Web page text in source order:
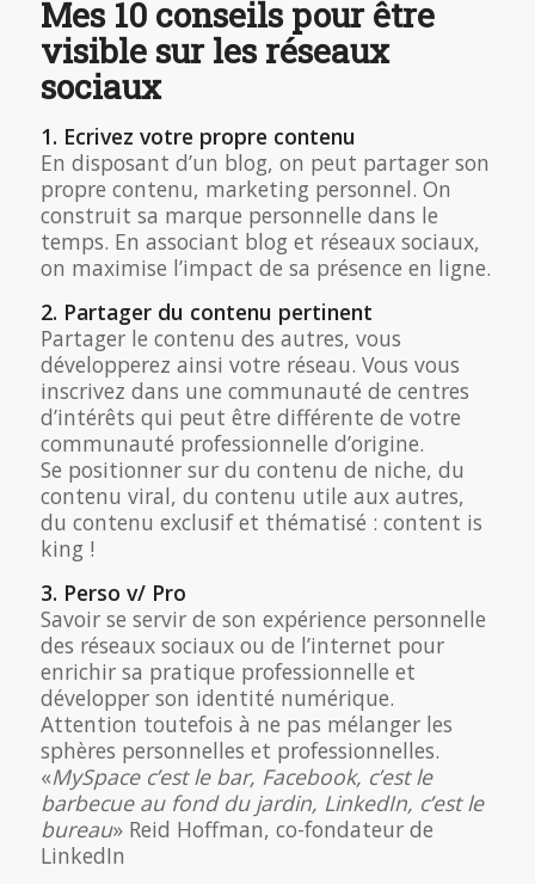
Mes 10 conseils pour être
visible sur les réseaux
sociaux
1. Ecrivez votre propre contenu
En disposant d’un blog, on peut partager son
propre contenu, marketing personnel. On
construit sa marque personnelle dans le
temps. En associant blog et réseaux sociaux,
on maximise l’impact de sa présence en ligne.
2. Partager du contenu pertinent
Partager le contenu des autres, vous
développerez ainsi votre réseau. Vous vous
inscrivez dans une communauté de centres
d’intérêts qui peut être différente de votre
communauté professionnelle d’origine.
Se positionner sur du contenu de niche, du
contenu viral, du contenu utile aux autres,
du contenu exclusif et thématisé : content is
king !
3. Perso v/ Pro
Savoir se servir de son expérience personnelle
des réseaux sociaux ou de l’internet pour
enrichir sa pratique professionnelle et
développer son identité numérique.
Attention toutefois à ne pas mélanger les
sphères personnelles et professionnelles.
«MySpace c’est le bar, Facebook, c’est le
barbecue au fond du jardin, LinkedIn, c’est le
bureau» Reid Hoffman, co-fondateur de
LinkedIn